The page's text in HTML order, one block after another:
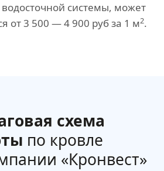
водосточной системы, может
от 3 500 — 4 900 руб за 1 м2.
схема
по кровле
«Кронвест»